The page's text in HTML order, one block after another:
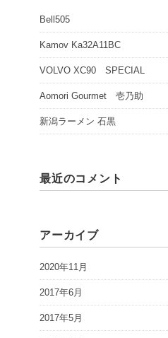
Bell505
Kamov Ka32A11BC
VOLVO XC90 SPECIAL
Aomori Gourmet 壱乃助
新潟ラーメン 石黒
最近のコメント
アーカイブ
2020年11月
2017年6月
2017年5月